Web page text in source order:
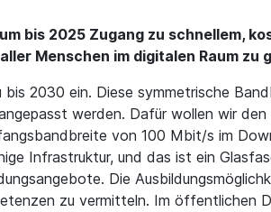
bis 2025 Zugang zu schnellem,
Menschen im digitalen Raum zu
2030 ein. Diese symmetrische
werden. Dafür wollen wir den
von 100 Mbit/s im
Infrastruktur, und das ist ein
Die
zu vermitteln. Im öffentlichen